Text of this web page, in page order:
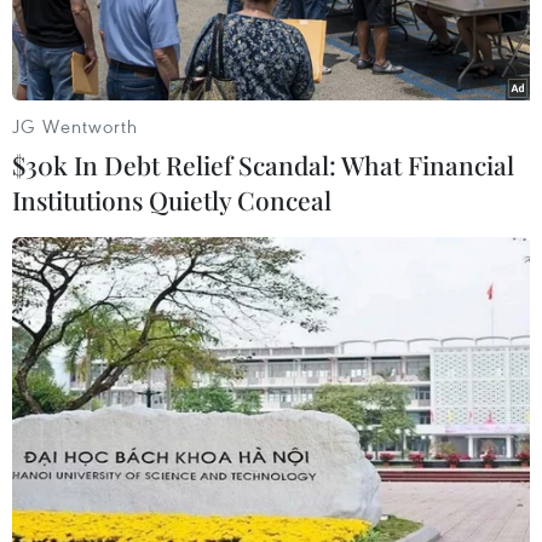
người dân tộc Thái.
Thiếu nữ với trang phục của người dân tộc Mông giữa vườn
hoa mận trắng muốt. (Ảnh: Xuân Tư/TTXVN)
Ở dưới chân đèo Tằng Quái có hai bản Tà Cáng
và Phiêng Ban, xã Nà Tấu, thành phố Điện Biên
Phủ, tỉnh Điện Biên, nằm gọn trong thung lũng
JG Wentworth
$30k In Debt Relief Scandal: What Financial
Institutions Quietly Conceal